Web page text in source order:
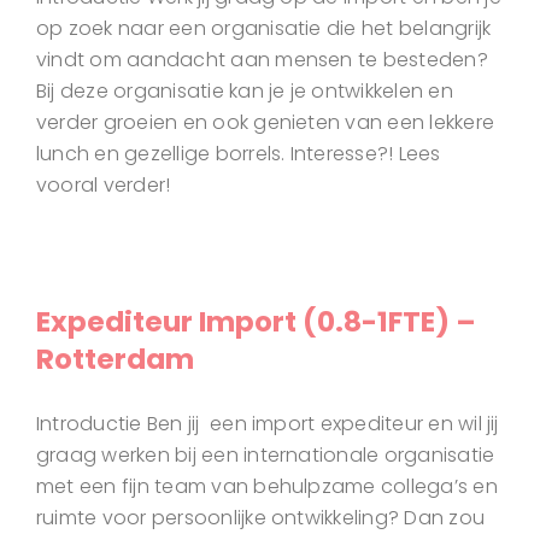
op zoek naar een organisatie die het belangrijk
vindt om aandacht aan mensen te besteden?
Bij deze organisatie kan je je ontwikkelen en
verder groeien en ook genieten van een lekkere
lunch en gezellige borrels. Interesse?! Lees
vooral verder!
Expediteur Import (0.8-1FTE) –
Rotterdam
Introductie Ben jij een import expediteur en wil jij
graag werken bij een internationale organisatie
met een fijn team van behulpzame collega’s en
ruimte voor persoonlijke ontwikkeling? Dan zou